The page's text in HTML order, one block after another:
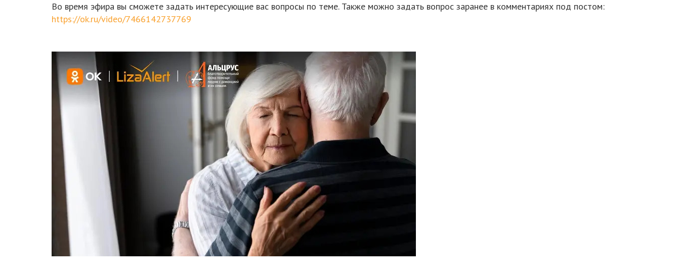
Во время эфира вы сможете задать интересующие вас вопросы по теме. Также можно задать вопрос заранее в комментариях под постом:
https://ok.ru/video/7466142737769